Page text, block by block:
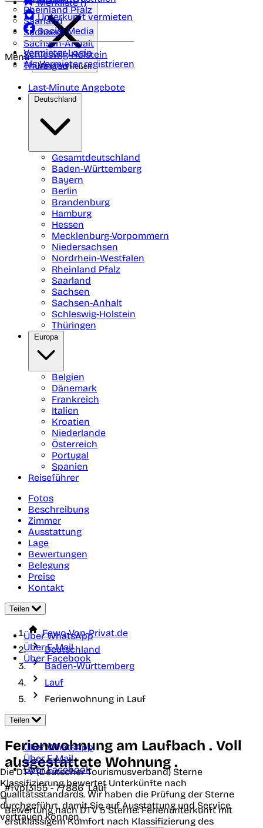
Rheinland Pfalz
Saarland
Sachsen
Sachsen-Anhalt
Schleswig-Holstein
Thüringen
Merkliste ()
Unterkunft vermieten
Social Media
Vermieter-Login
Als Vermieter registrieren
Menü
Menü schließen
Last-Minute Angebote
Deutschland
Gesamtdeutschland
Baden-Württemberg
Bayern
Berlin
Brandenburg
Hamburg
Hessen
Mecklenburg-Vorpommern
Niedersachsen
Nordrhein-Westfalen
Rheinland Pfalz
Saarland
Sachsen
Sachsen-Anhalt
Schleswig-Holstein
Thüringen
Europa
Belgien
Dänemark
Frankreich
Italien
Kroatien
Niederlande
Österreich
Portugal
Spanien
Reiseführer
Fotos
Beschreibung
Zimmer
Ausstattung
Lage
Bewertungen
Belegung
Preise
Kontakt
Teilen
Über WhatsApp
Über E-Mail
Über Facebook
Fewo-Von-Privat.de
Deutschland
Baden-Württemberg
Lauf
Ferienwohnung in Lauf
Teilen
Über WhatsApp
Über E-Mail
Über Facebook
Ferienwohnung am Laufbach . Voll
ausgestattete Wohnung .
#fvp13155 -77886 Lauf
|
Bewertung nach DTV 5 Sterne: Ferienunterkunft mit
erstklassigem Komfort nach Klassifizierung des
Die DTV (Deutscher Tourismusverband) Sterne
Klassifizierung bewertet Unterkünfte nach
Qualitätsstandards. Wir haben die Prüfung der Sterne
durchgeführt, damit Sie auf Ausstattung und Service
vertrauen können.